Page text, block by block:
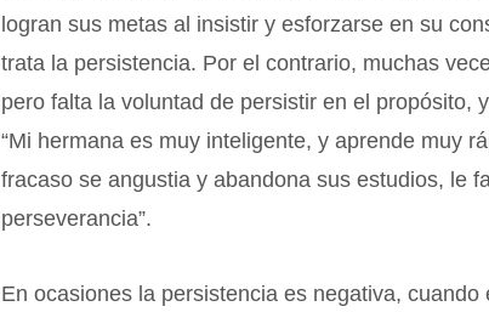
logran sus metas al insistir y esforzarse en su
trata la persistencia. Por el contrario, muchas
pero falta la voluntad de persistir en el propósito,
“Mi hermana es muy inteligente, y aprende muy
fracaso se angustia y abandona sus estudios, le
perseverancia”.
En ocasiones la persistencia es negativa,